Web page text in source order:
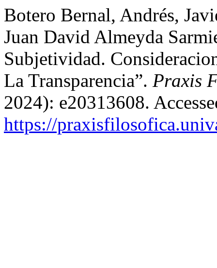
Botero Bernal, Andrés,
Juan David Almeyda
Subjetividad.
La Transparencia”. Praxis
2024): e20313608.
https://